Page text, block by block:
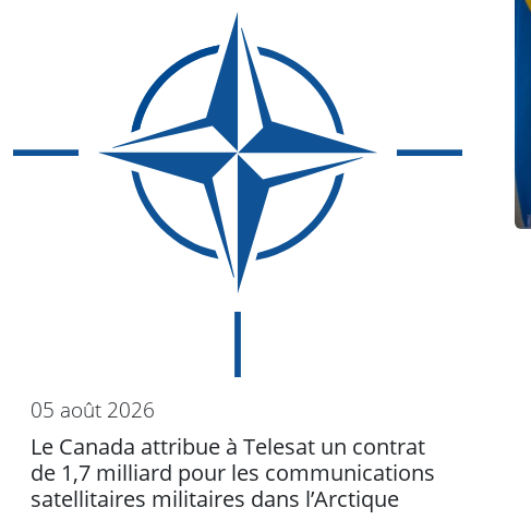
05 août 2026
Le Canada attribue à Telesat un contrat
de 1,7 milliard pour les communications
satellitaires militaires dans l’Arctique